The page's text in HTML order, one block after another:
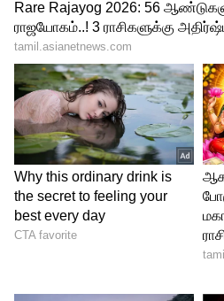
Image Credit :Pixabay
ரிஷபம்
ராசி அதிபதி:சுக்கிரன்
யோக வயது:25 முதல்
மற்றும் 42 வயதில்
விளக்கம்:
இவர்கள்
வாழ்க்கையை வாழ
வயதிலேயே